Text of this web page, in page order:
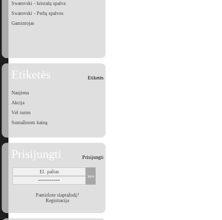
Swarovski - kristalų spalva
Swarovski - Perlų spalvos
Gamintojas
Etiketės Etiketės
Naujiena
Akcija
Vėl turim
Sumažinom kainą
Prisijungti Prisijungti
Pamiršote slaptažodį?
Registracija